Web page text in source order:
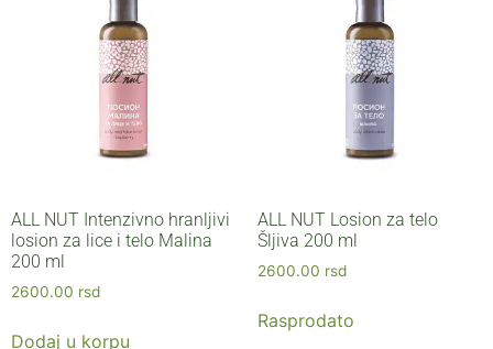
ALL NUT Intenzivno hranljivi
losion za lice i telo Malina
200 ml
2600.00 rsd
Dodaj u korpu
ALL NUT Losion za telo
Šljiva 200 ml
2600.00 rsd
Rasprodato